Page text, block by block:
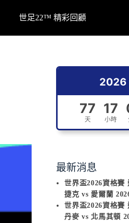
世足22™ 精彩回顧
2026
77
天
17
小時
最新消息
世界盃2026資格賽
捷克 vs 愛爾蘭
世界盃2026資格賽
丹麥 vs 北馬其頓